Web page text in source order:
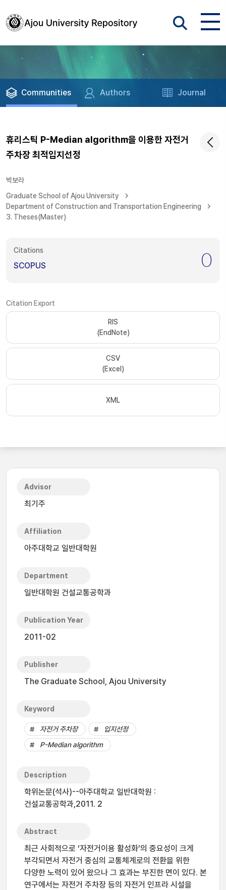
Communities Authors Journal
휴리스틱 P-Median algorithm을 이용한 자전거
주차장 최적입지선정
박보라
Graduate School of Ajou University
Department of Construction and Transportation Engineering
3. Theses(Master)
Citations
SCOPUS 0
Citation Export
RIS
(EndNote)
CSV
(Excel)
XML
Advisor
최기주
Affiliation
아주대학교 일반대학원
Department
일반대학원 건설교통공학과
Publication Year
2011-02
Publisher
The Graduate School, Ajou University
Keyword
자전거 주차장
입지선정
P-Median algorithm
Description
학위논문(석사)--아주대학교 일반대학원 :
건설교통공학과,2011. 2
Abstract
최근 사회적으로 ‘자전거이용 활성화’의 중요성이 크게
부각되면서 자전거 중심의 교통체계로의 전환을 위한
다양한 노력이 있어 왔으나 그 효과는 부진한 면이 있다. 본
연구에서는 자전거 주차장 등의 자전거 인프라 시설을